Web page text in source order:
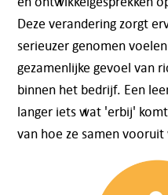
Deze verandering zorgt
serieuzer genomen
gezamenlijke gevoel van
binnen het bedrijf. Een
langer iets wat 'erbij'
van hoe ze samen